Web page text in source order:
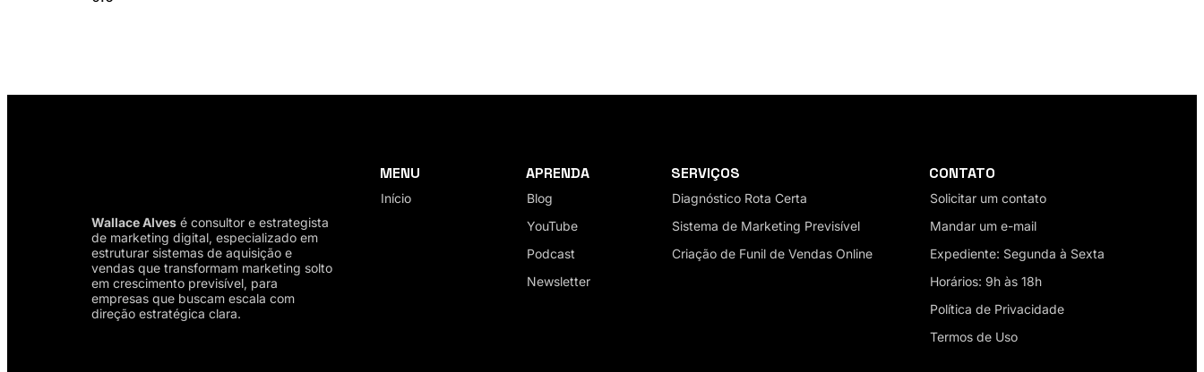
Wallace Alves é consultor e estrategista
de marketing digital, especializado em
estruturar sistemas de aquisição e
vendas que transformam marketing solto
em crescimento previsível, para
empresas que buscam escala com
direção estratégica clara.
MENU
Início
SERVIÇOS
Diagnóstico Rota Certa
Sistema de Marketing Previsível
Criação de Funil de Vendas Online
APRENDA
Blog
YouTube
Podcast
Newsletter
CONTATO
Solicitar um contato
Mandar um e-mail
Expediente: Segunda à Sexta
Horários: 9h às 18h
Política de Privacidade
Termos de Uso